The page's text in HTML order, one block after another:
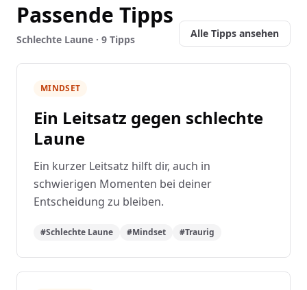
Passende Tipps
Schlechte Laune · 9 Tipps Alle Tipps ansehen
MINDSET
Ein Leitsatz gegen schlechte
Laune
Ein kurzer Leitsatz hilft dir, auch in
schwierigen Momenten bei deiner
Entscheidung zu bleiben.
#Schlechte Laune #Mindset #Traurig